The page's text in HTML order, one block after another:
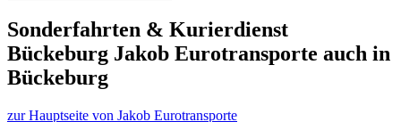
Sonderfahrten & Kurierdienst
Bückeburg Jakob Eurotransporte auch in
Bückeburg
zur Hauptseite von Jakob Eurotransporte